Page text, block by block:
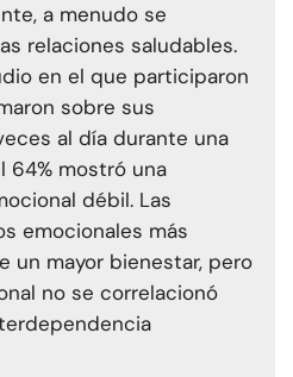
a menudo se
relaciones saludables.
en el que participaron
sobre sus
al día durante una
64% mostró una
débil. Las
emocionales más
un mayor bienestar, pero
no se correlacionó